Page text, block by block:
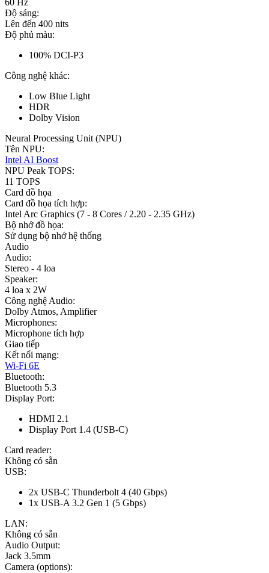
60 Hz
Độ sáng:
Lên đến 400 nits
Độ phủ màu:
100% DCI-P3
Công nghệ khác:
Low Blue Light
HDR
Dolby Vision
Neural Processing Unit (NPU)
Tên NPU:
Intel AI Boost
NPU Peak TOPS:
11 TOPS
Card đồ họa
Card đồ họa tích hợp:
Intel Arc Graphics (7 - 8 Cores / 2.20 - 2.35 GHz)
Bộ nhớ đồ họa:
Sử dụng bộ nhớ hệ thống
Audio
Audio:
Stereo - 4 loa
Speaker:
4 loa x 2W
Công nghệ Audio:
Dolby Atmos, Amplifier
Microphones:
Microphone tích hợp
Giao tiếp
Kết nối mạng:
Wi-Fi 6E
Bluetooth:
Bluetooth 5.3
Display Port:
HDMI 2.1
Display Port 1.4 (USB-C)
Card reader:
Không có sẵn
USB:
2x USB-C Thunderbolt 4 (40 Gbps)
1x USB-A 3.2 Gen 1 (5 Gbps)
LAN:
Không có sẵn
Audio Output:
Jack 3.5mm
Camera (options):